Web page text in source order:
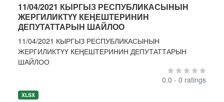
11/04/2021 КЫРГЫЗ РЕСПУБЛИКАСЫНЫН
ЖЕРГИЛИКТҮҮ КЕҢЕШТЕРИНИН
ДЕПУТАТТАРЫН ШАЙЛОО
11/04/2021 КЫРГЫЗ РЕСПУБЛИКАСЫНЫН
ЖЕРГИЛИКТҮҮ КЕҢЕШТЕРИНИН ДЕПУТАТТАРЫН
ШАЙЛОО
0.0 - 0 ratings
XLSX